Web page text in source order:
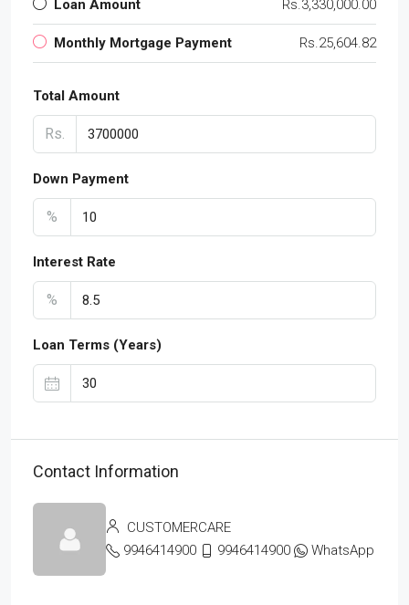
Loan Amount Rs.3,330,000.00
Monthly Mortgage Payment Rs.25,604.82
Total Amount
Rs.
Down Payment
%
Interest Rate
%
Loan Terms (Years)
Contact Information
CUSTOMERCARE
9946414900
9946414900 WhatsApp